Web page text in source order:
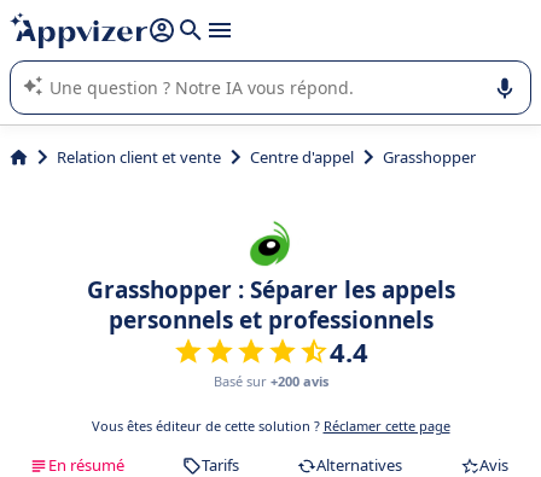
répondre (plusieurs lignes avec
L'IA de Appvizer vous guide dans l'utilisation ou la sélection de
logiciel SaaS en entreprise.
Relation client et vente Centre d'appel Grasshopper
Grasshopper : Séparer les appels
personnels et professionnels
4.4
Basé sur +200 avis
Vous êtes éditeur de cette solution ? Réclamer cette page
En résumé Tarifs Alternatives Avis